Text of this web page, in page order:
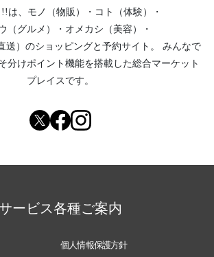
は、 モノ（物販） ・ コト（体験）
・
（グルメ）
・ オメカシ（美容）
・
送） のショッピングと予約サイト。
みんなで
分けポイント機能を搭載した総合マーケット
プレイスです。
サービス各種ご案内
個人情報保護方針